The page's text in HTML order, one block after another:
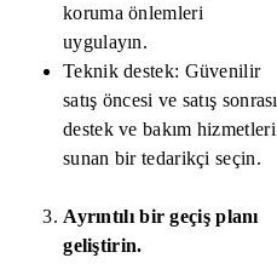
koruma önlemleri
uygulayın.
Teknik destek: Güvenilir
satış öncesi ve satış sonrası
destek ve bakım hizmetleri
sunan bir tedarikçi seçin.
Ayrıntılı bir geçiş planı
geliştirin.